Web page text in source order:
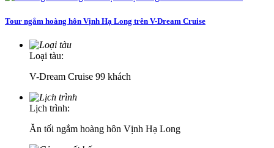
Tour ngắm hoàng hôn Vịnh Hạ Long trên V-Dream Cruise
Loại tàu:
V-Dream Cruise 99 khách
Lịch trình:
Ăn tối ngắm hoàng hôn Vịnh Hạ Long